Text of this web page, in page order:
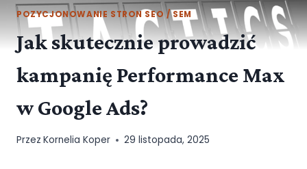
POZYCJONOWANIE STRON SEO / SEM
Jak skutecznie prowadzić
kampanię Performance Max
w Google Ads?
Przez Kornelia Koper 29 listopada, 2025